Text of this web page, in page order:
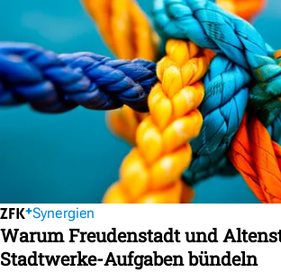
Synergien
Warum Freudenstadt und
Stadtwerke-Aufgaben bündeln